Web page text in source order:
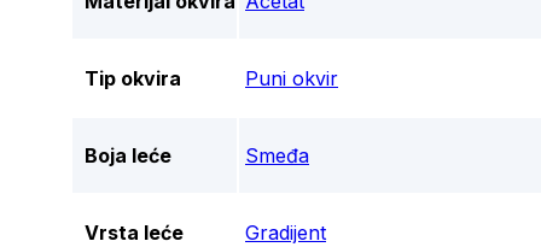
Tip okvira Puni okvir
Boja leće Smeđa
Vrsta leće Gradijent